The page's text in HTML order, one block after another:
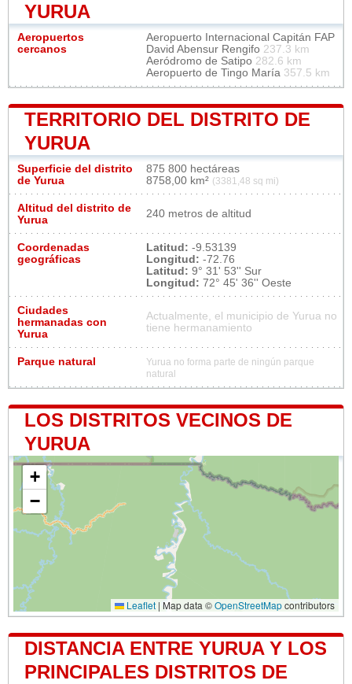
YURUA
Aeropuertos
cercanos
Aeropuerto Internacional Capitán FAP
David Abensur Rengifo 237.3 km
Aeródromo de Satipo 282.6 km
Aeropuerto de Tingo María 357.5 km
TERRITORIO DEL DISTRITO DE
YURUA
Superficie del distrito
de Yurua
875 800 hectáreas
8758,00 km² (3381,48 sq mi)
Altitud del distrito de
Yurua
240 metros de altitud
Coordenadas
geográficas
Latitud: -9.53139
Longitud: -72.76
Latitud: 9° 31' 53'' Sur
Longitud: 72° 45' 36'' Oeste
Ciudades
hermanadas con
Yurua
Actualmente, el municipio de Yurua no
tiene hermanamiento
Parque natural
Yurua no forma parte de ningún parque
natural
LOS DISTRITOS VECINOS DE
YURUA
+
−
Leaflet | Map data ©OpenStreetMapcontributors
DISTANCIA ENTRE YURUA Y LOS
PRINCIPALES DISTRITOS DE